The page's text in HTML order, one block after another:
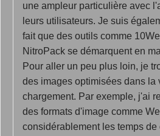
une ampleur particulière avec
leurs utilisateurs. Je suis
fait que des outils comme
NitroPack se démarquent en
Pour aller un peu plus loin, je
des images optimisées dans la
chargement. Par exemple, j'ai
des formats d'image comme
considérablement les temps de